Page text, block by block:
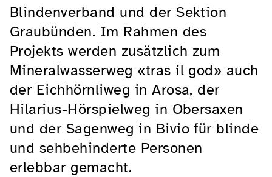
Blindenverband und der Sektion
Graubünden. Im Rahmen des
Projekts werden zusätzlich zum
Mineralwasserweg «tras il god» auch
der Eichhörnliweg in Arosa, der
Hilarius-Hörspielweg in Obersaxen
und der Sagenweg in Bivio für blinde
und sehbehinderte Personen
erlebbar gemacht.